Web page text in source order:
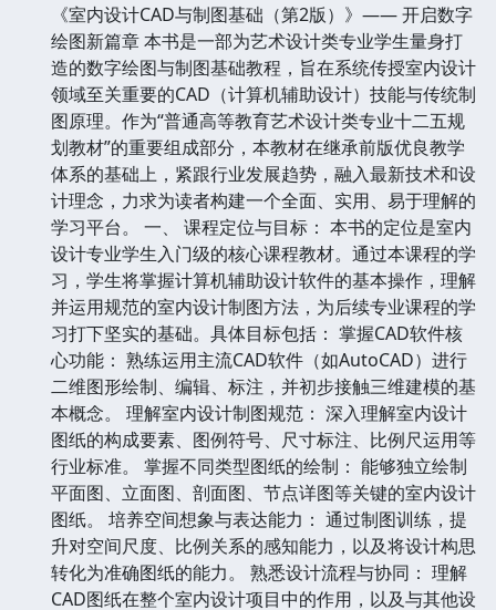
《室内设计CAD与制图基础（第2版）》—— 开启数字
绘图新篇章 本书是一部为艺术设计类专业学生量身打
造的数字绘图与制图基础教程，旨在系统传授室内设计
领域至关重要的CAD（计算机辅助设计）技能与传统制
图原理。作为“普通高等教育艺术设计类专业十二五规
划教材”的重要组成部分，本教材在继承前版优良教学
体系的基础上，紧跟行业发展趋势，融入最新技术和设
计理念，力求为读者构建一个全面、实用、易于理解的
学习平台。 一、 课程定位与目标： 本书的定位是室内
设计专业学生入门级的核心课程教材。通过本课程的学
习，学生将掌握计算机辅助设计软件的基本操作，理解
并运用规范的室内设计制图方法，为后续专业课程的学
习打下坚实的基础。具体目标包括： 掌握CAD软件核
心功能： 熟练运用主流CAD软件（如AutoCAD）进行
二维图形绘制、编辑、标注，并初步接触三维建模的基
本概念。 理解室内设计制图规范： 深入理解室内设计
图纸的构成要素、图例符号、尺寸标注、比例尺运用等
行业标准。 掌握不同类型图纸的绘制： 能够独立绘制
平面图、立面图、剖面图、节点详图等关键的室内设计
图纸。 培养空间想象与表达能力： 通过制图训练，提
升对空间尺度、比例关系的感知能力，以及将设计构思
转化为准确图纸的能力。 熟悉设计流程与协同： 理解
CAD图纸在整个室内设计项目中的作用，以及与其他设